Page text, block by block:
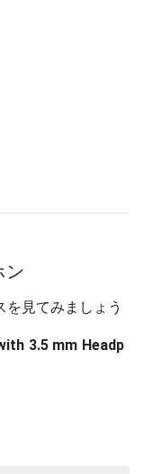
ン
見てみましょう
3.5 mm Headp